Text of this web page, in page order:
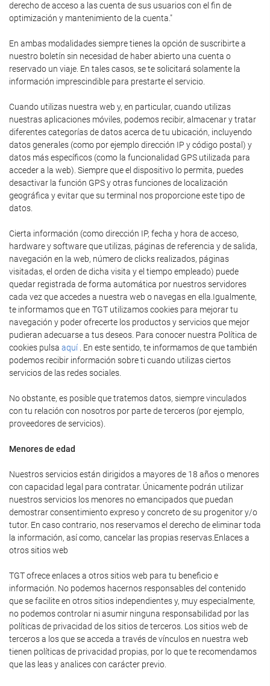
derecho de acceso a las cuenta de sus usuarios con el fin de
optimización y mantenimiento de la cuenta."
En ambas modalidades siempre tienes la opción de suscribirte a
nuestro boletín sin necesidad de haber abierto una cuenta o
reservado un viaje. En tales casos, se te solicitará solamente la
información imprescindible para prestarte el servicio.
Cuando utilizas nuestra web y, en particular, cuando utilizas
nuestras aplicaciones móviles, podemos recibir, almacenar y tratar
diferentes categorías de datos acerca de tu ubicación, incluyendo
datos generales (como por ejemplo dirección IP y código postal) y
datos más específicos (como la funcionalidad GPS utilizada para
acceder a la web). Siempre que el dispositivo lo permita, puedes
desactivar la función GPS y otras funciones de localización
geográfica y evitar que su terminal nos proporcione este tipo de
datos.
Cierta información (como dirección IP, fecha y hora de acceso,
hardware y software que utilizas, páginas de referencia y de salida,
navegación en la web, número de clicks realizados, páginas
visitadas, el orden de dicha visita y el tiempo empleado) puede
quedar registrada de forma automática por nuestros servidores
cada vez que accedes a nuestra web o navegas en ella.Igualmente,
te informamos que en TGT utilizamos cookies para mejorar tu
navegación y poder ofrecerte los productos y servicios que mejor
pudieran adecuarse a tus deseos. Para conocer nuestra Política de
cookies pulsa aquí . En este sentido, te informamos de que también
podemos recibir información sobre ti cuando utilizas ciertos
servicios de las redes sociales.
No obstante, es posible que tratemos datos, siempre vinculados
con tu relación con nosotros por parte de terceros (por ejemplo,
proveedores de servicios).
Menores de edad
Nuestros servicios están dirigidos a mayores de 18 años o menores
con capacidad legal para contratar. Únicamente podrán utilizar
nuestros servicios los menores no emancipados que puedan
demostrar consentimiento expreso y concreto de su progenitor y/o
tutor. En caso contrario, nos reservamos el derecho de eliminar toda
la información, así como, cancelar las propias reservas.Enlaces a
otros sitios web
TGT ofrece enlaces a otros sitios web para tu beneficio e
información. No podemos hacernos responsables del contenido
que se facilite en otros sitios independientes y, muy especialmente,
no podemos controlar ni asumir ninguna responsabilidad por las
políticas de privacidad de los sitios de terceros. Los sitios web de
terceros a los que se acceda a través de vínculos en nuestra web
tienen políticas de privacidad propias, por lo que te recomendamos
que las leas y analices con carácter previo.